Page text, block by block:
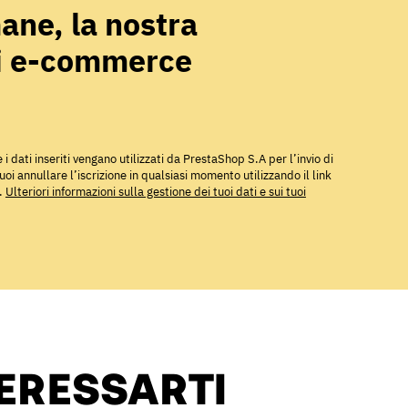
la nostra
commerce
dati inseriti vengano utilizzati da PrestaShop S.A per l’invio di
annullare l’iscrizione in qualsiasi momento utilizzando il link
Ulteriori informazioni sulla gestione dei tuoi dati e sui tuoi